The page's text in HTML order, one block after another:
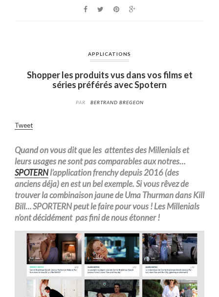
APPLICATIONS
Shopper les produits vus dans vos films et
séries préférés avec Spotern
PAR BERTRAND BREGEON
Tweet
Quand on vous dit que les attentes des Millenials et
leurs usages ne sont pas comparables aux notres…
SPOTERNl’application frenchy depuis 2016 (des
anciens déja) en est un bel exemple. Si vous rêvez de
trouver la combinaison jaune de Uma Thurman dans Kill
Bill… SPORTERN peut le faire pour vous ! Les Millenials
n’ont décidément pas fini de nous étonner !